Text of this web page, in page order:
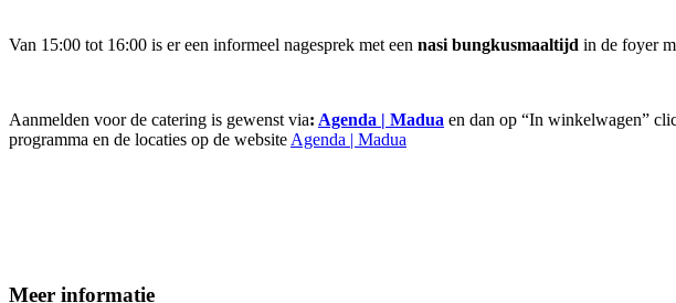
Van 15:00 tot 16:00 is er een informeel nagesprek met een nasi bungkusmaaltijd in de foyer
Aanmelden voor de catering is gewenst via: Agenda | Madua en dan op “In winkelwagen”
programma en de locaties op de website Agenda | Madua
Meer informatie